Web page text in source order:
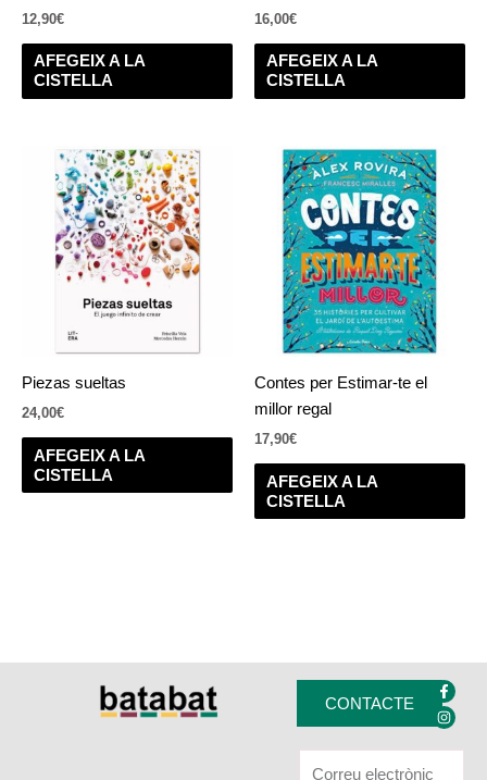
12,90€
AFEGEIX A LA
CISTELLA
16,00€
AFEGEIX A LA
CISTELLA
Piezas sueltas
24,00€
AFEGEIX A LA
CISTELLA
Contes per Estimar-te el
millor regal
17,90€
AFEGEIX A LA
CISTELLA
CONTACTE
F
a
c
e
I
n
s
t